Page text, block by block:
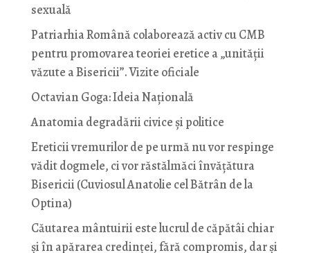
sexuală
Patriarhia Română colaborează activ cu CMB
pentru promovarea teoriei eretice a „unității
văzute a Bisericii”. Vizite oficiale
Octavian Goga: Ideia Naţională
Anatomia degradării civice și politice
Ereticii vremurilor de pe urmă nu vor respinge
vădit dogmele, ci vor răstălmăci învățătura
Bisericii (Cuviosul Anatolie cel Bătrân de la
Optina)
Căutarea mântuirii este lucrul de căpătâi chiar
și în apărarea credinței, fără compromis, dar și